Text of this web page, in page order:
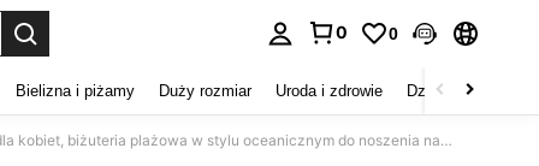
0 0
Bielizna i piżamy Duży rozmiar Uroda i zdrowie Dzieci
1 szt. Minimalistyczny naszyjnik z ogonem syreny dla kobiet, biżuteria plażowa w stylu oceanicznym do noszenia na co dzień i na wakacje